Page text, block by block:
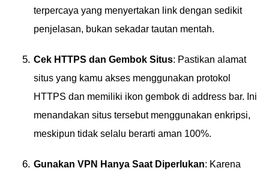
terpercaya yang menyertakan link dengan sedikit
penjelasan, bukan sekadar tautan mentah.
Cek HTTPS dan Gembok Situs: Pastikan alamat
situs yang kamu akses menggunakan protokol
HTTPS dan memiliki ikon gembok di address bar. Ini
menandakan situs tersebut menggunakan enkripsi,
meskipun tidak selalu berarti aman 100%.
Gunakan VPN Hanya Saat Diperlukan: Karena